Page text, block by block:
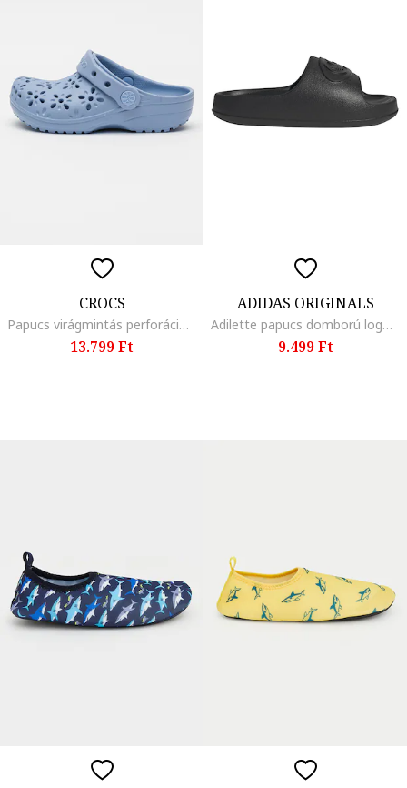
CROCS
Papucs virágmintás perforációval, Pasztellkék
13.799 Ft
ADIDAS ORIGINALS
Adilette papucs domború logóval, Fekete
9.499 Ft